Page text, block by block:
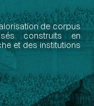
de corpus
construits en
et des institutions